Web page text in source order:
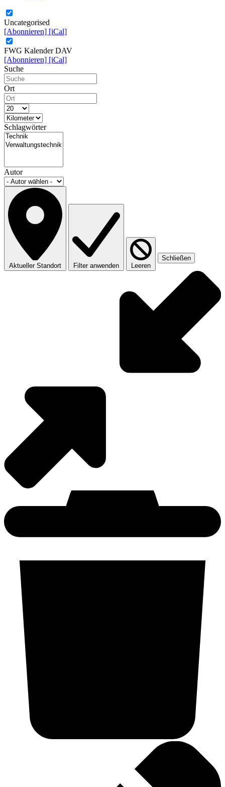
Uncategorised
[Abonnieren] [iCal]
FWG Kalender DAV
[Abonnieren] [iCal]
Suche
Ort
Schlagwörter
Autor
Aktueller Standort Filter anwenden Leeren
Schließen